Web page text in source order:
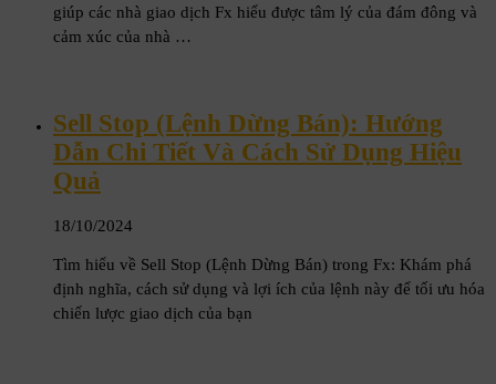
giúp các nhà giao dịch Fx hiểu được tâm lý của đám đông và
cảm xúc của nhà …
Sell Stop (Lệnh Dừng Bán): Hướng
Dẫn Chi Tiết Và Cách Sử Dụng Hiệu
Quả
18/10/2024
Tìm hiểu về Sell Stop (Lệnh Dừng Bán) trong Fx: Khám phá
định nghĩa, cách sử dụng và lợi ích của lệnh này để tối ưu hóa
chiến lược giao dịch của bạn